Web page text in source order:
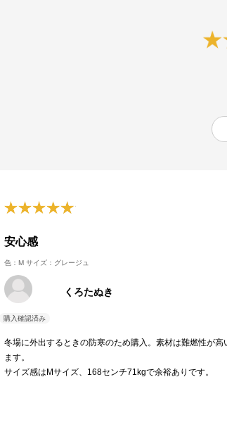
安心感
色：M サイズ：グレージュ
くろたぬき
冬場に外出するときの防寒のため購入。素材は難燃性が
ます。
サイズ感はMサイズ、168センチ71kgで余裕ありです。